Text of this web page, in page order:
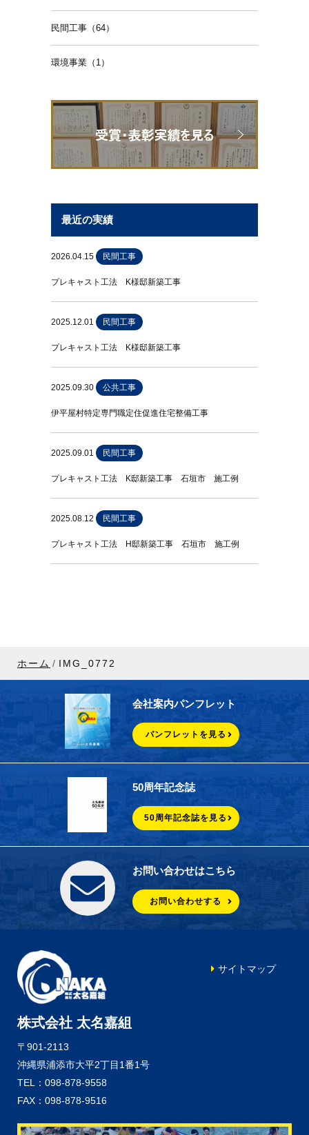
民間工事（64）
環境事業（1）
最近の実績
2026.04.15 民間工事
プレキャスト工法 K様邸新築工事
2025.12.01 民間工事
プレキャスト工法 K様邸新築工事
2025.09.30 公共工事
伊平屋村特定専門職定住促進住宅整備工事
2025.09.01 民間工事
プレキャスト工法 K邸新築工事 石垣市 施工例
2025.08.12 民間工事
プレキャスト工法 H邸新築工事 石垣市 施工例
ホーム IMG_0772
会社案内パンフレット
パンフレットを見る
50周年記念誌
50周年記念誌を見る
お問い合わせはこちら
お問い合わせする
株式会社 太名嘉組
〒901-2113
沖縄県浦添市大平2丁目1番1号
TEL：098-878-9558
FAX：098-878-9516
サイトマップ